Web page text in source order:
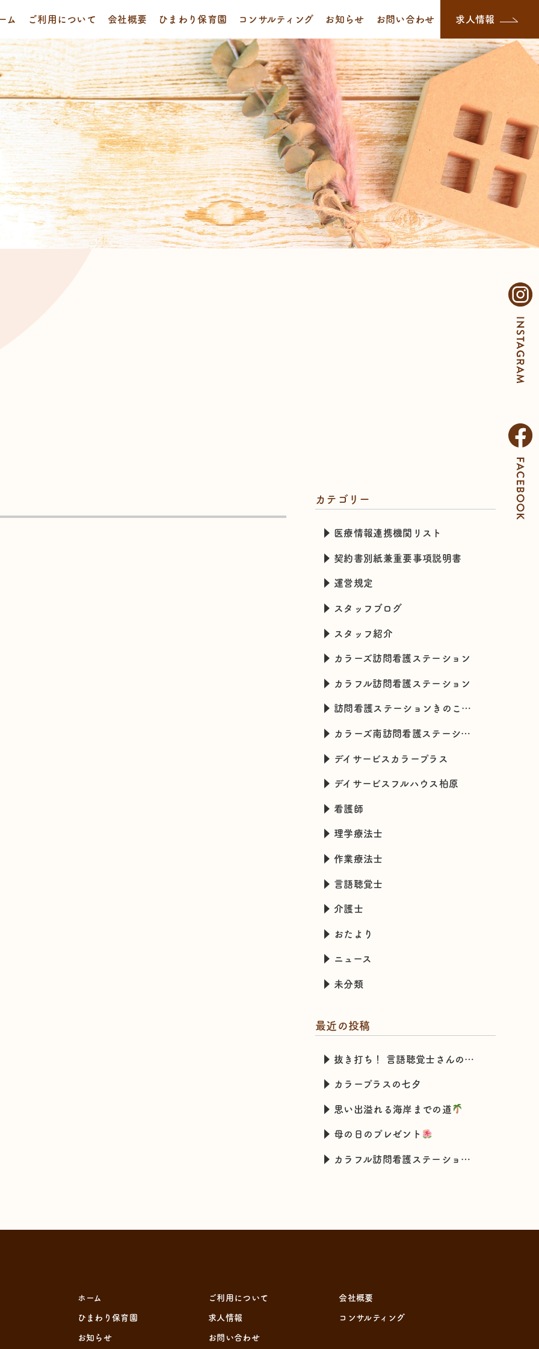
ム ご利用について 会社概要 ひまわり保育園 コンサルティング お知らせ お問い合わせ 求人情報
カテゴリー
医療情報連携機関リスト
契約書別紙兼重要事項説明書
運営規定
スタッフブログ
スタッフ紹介
カラーズ訪問看護ステーション
カラフル訪問看護ステーション
訪問看護ステーションきのこハウス
カラーズ南訪問看護ステーション
デイサービスカラープラス
デイサービスフルハウス柏原
看護師
理学療法士
作業療法士
言語聴覚士
介護士
おたより
ニュース
未分類
最近の投稿
抜き打ち！ 言語聴覚士さんのカバンの中身チェック
カラープラスの七夕
思い出溢れる海岸までの道
母の日のプレゼント
カラフル訪問看護ステーションの新入職スタッフの特技とは・・・
ホーム ご利用について 会社概要
ひまわり保育園 求人情報 コンサルティング
お知らせ お問い合わせ